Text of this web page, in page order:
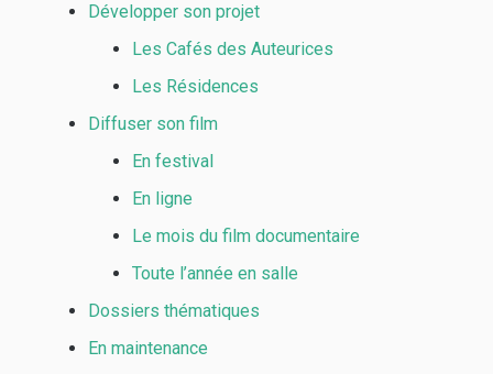
Développer son projet
Les Cafés des Auteurices
Les Résidences
Diffuser son film
En festival
En ligne
Le mois du film documentaire
Toute l’année en salle
Dossiers thématiques
En maintenance